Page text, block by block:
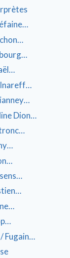
Dion…
Fugain…